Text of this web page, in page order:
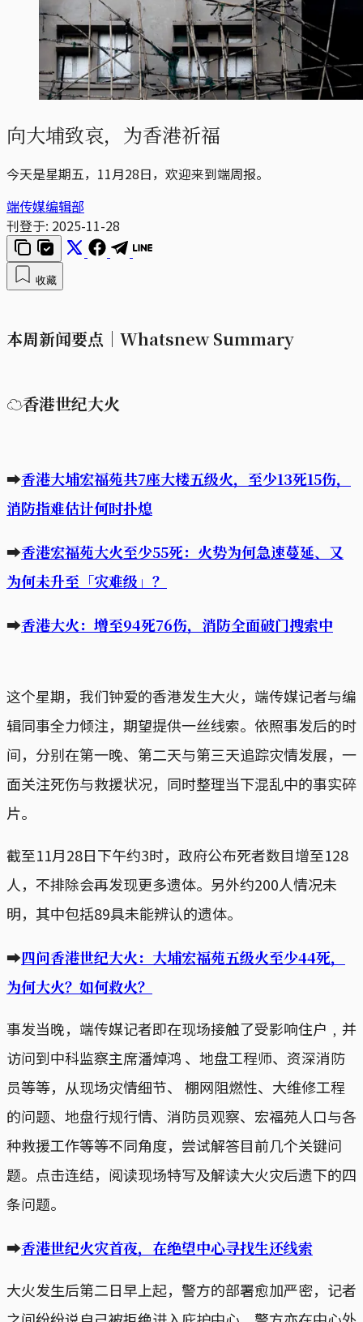
向大埔致哀，为香港祈福
今天是星期五，11月28日，欢迎来到端周报。
端传媒编辑部
刊登于: 2025-11-28
收藏
本周新闻要点｜Whatsnew Summary
☁香港世纪大火
➡香港大埔宏福苑共7座大楼五级火，至少13死15伤，
消防指难估计何时扑熄
➡香港宏福苑大火至少55死：火势为何急速蔓延、又
为何未升至「灾难级」？
➡香港大火：增至94死76伤，消防全面破门搜索中
这个星期，我们钟爱的香港发生大火，端传媒记者与编
辑同事全力倾注，期望提供一丝线索。依照事发后的时
间，分别在第一晚、第二天与第三天追踪灾情发展，一
面关注死伤与救援状况，同时整理当下混乱中的事实碎
片。
截至11月28日下午约3时，政府公布死者数目增至128
人，不排除会再发现更多遗体。另外约200人情况未
明，其中包括89具未能辨认的遗体。
➡四问香港世纪大火：大埔宏福苑五级火至少44死，
为何大火？如何救火？
事发当晚，端传媒记者即在现场接触了受影响住户﹐并
访问到中科监察主席潘焯鸿 、地盘工程师、资深消防
员等等，从现场灾情细节、 棚网阻燃性、大维修工程
的问题、地盘行规行情、消防员观察、宏福苑人口与各
种救援工作等等不同角度，尝试解答目前几个关键问
题。点击连结，阅读现场特写及解读大火灾后遗下的四
条问题。
➡香港世纪火灾首夜，在绝望中心寻找生还线索
大火发生后第二日早上起，警方的部署愈加严密，记者